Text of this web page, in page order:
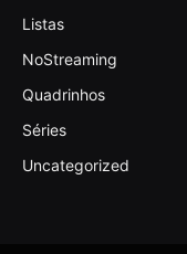
Listas
NoStreaming
Quadrinhos
Séries
Uncategorized